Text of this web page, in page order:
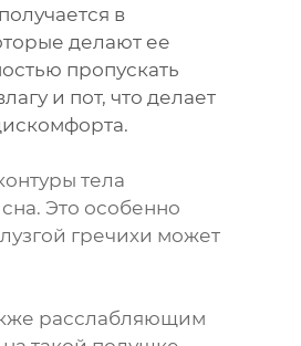
в
делают ее
пропускать
и пот, что делает
тела
Это особенно
гречихи может
расслабляющим